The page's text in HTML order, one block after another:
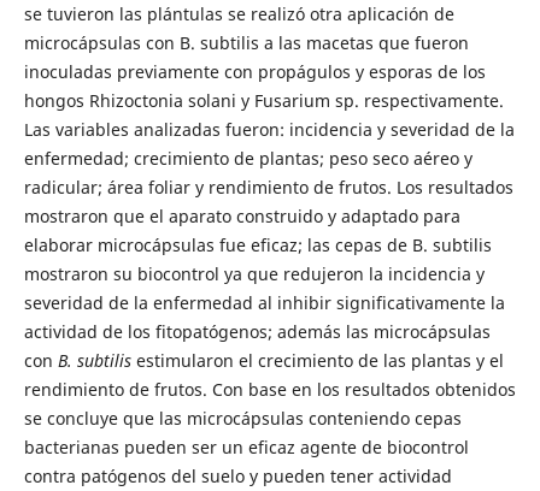
se tuvieron las plántulas se realizó otra aplicación de
microcápsulas con B. subtilis a las macetas que fueron
inoculadas previamente con propágulos y esporas de los
hongos Rhizoctonia solani y Fusarium sp. respectivamente.
Las variables analizadas fueron: incidencia y severidad de la
enfermedad; crecimiento de plantas; peso seco aéreo y
radicular; área foliar y rendimiento de frutos. Los resultados
mostraron que el aparato construido y adaptado para
elaborar microcápsulas fue eficaz; las cepas de B. subtilis
mostraron su biocontrol ya que redujeron la incidencia y
severidad de la enfermedad al inhibir significativamente la
actividad de los fitopatógenos; además las microcápsulas
con B. subtilis estimularon el crecimiento de las plantas y el
rendimiento de frutos. Con base en los resultados obtenidos
se concluye que las microcápsulas conteniendo cepas
bacterianas pueden ser un eficaz agente de biocontrol
contra patógenos del suelo y pueden tener actividad